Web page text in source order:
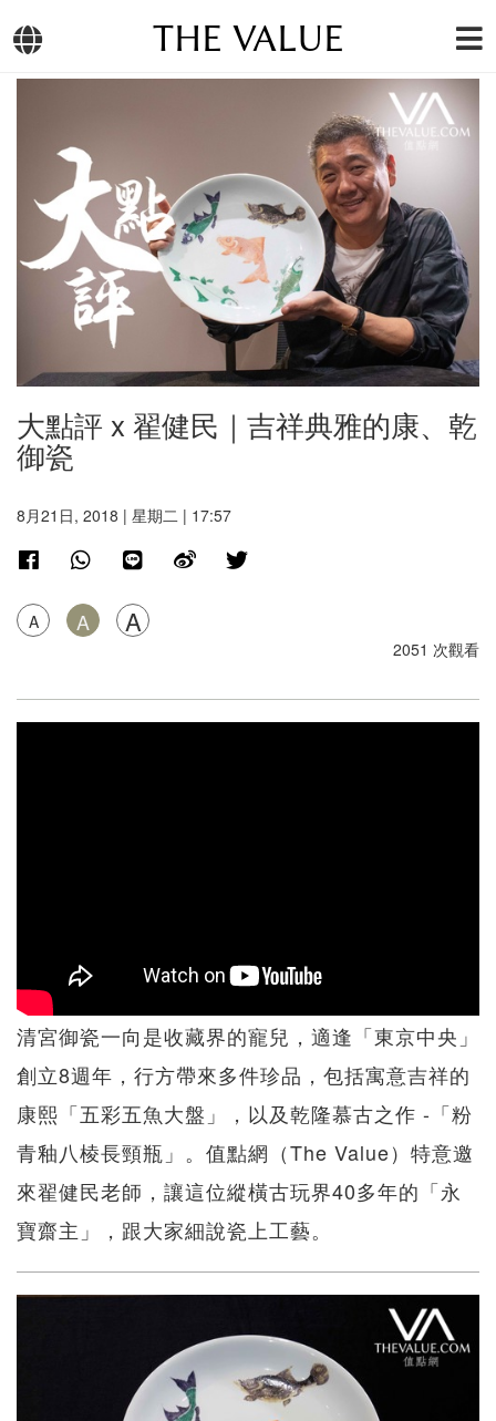
THE VALUE
大點評 x 翟健民｜吉祥典雅的康、乾
御瓷
8月21日, 2018 | 星期二 | 17:57
A A A
2051 次觀看
清宮御瓷一向是收藏界的寵兒，適逢「東京中央」
創立8週年，行方帶來多件珍品，包括寓意吉祥的
康熙「五彩五魚大盤」，以及乾隆慕古之作 -「粉
青釉八棱長頸瓶」。值點網（The Value）特意邀
來翟健民老師，讓這位縱橫古玩界40多年的「永
寶齋主」，跟大家細說瓷上工藝。